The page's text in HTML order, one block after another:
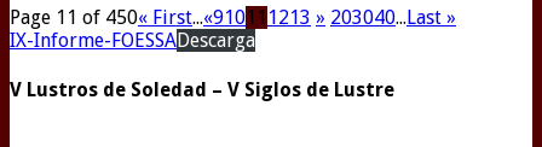
Page 11 of 450« First...«91011 1213 » 203040... Last »
IX-Informe-FOESSADescarga
V Lustros de Soledad – V Siglos de Lustre